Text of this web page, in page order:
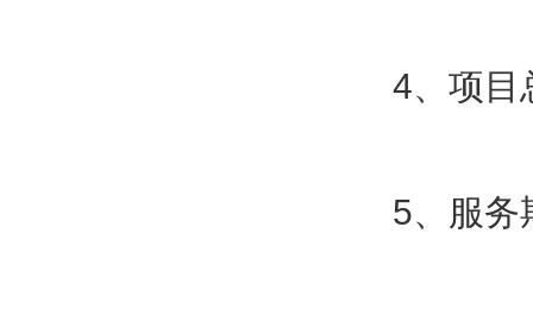
4、项目
5、服务